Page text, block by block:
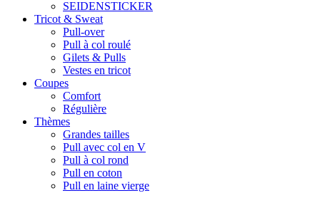
SEIDENSTICKER
Tricot & Sweat
Pull-over
Pull à col roulé
Gilets & Pulls
Vestes en tricot
Coupes
Comfort
Régulière
Thèmes
Grandes tailles
Pull avec col en V
Pull à col rond
Pull en coton
Pull en laine vierge